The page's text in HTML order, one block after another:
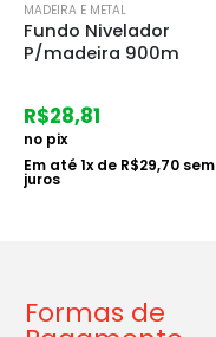
MADEIRA E METAL
Fundo Nivelador
P/madeira 900m
R$28,81
no pix
Em até1x de R$29,70 sem
juros
Formas de